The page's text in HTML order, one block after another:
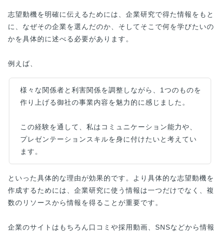
志望動機を明確に伝えるためには、企業研究で得た情報をもと
に、なぜその企業を選んだのか、そしてそこで何を学びたいの
かを具体的に述べる必要があります。
例えば、
様々な関係者と利害関係を調整しながら、1つのものを
作り上げる御社の事業内容を魅力的に感じました。
この経験を通して、私はコミュニケーション能力や、
プレゼンテーションスキルを身に付けたいと考えてい
ます。
といった具体的な理由が効果的です。より具体的な志望動機を
作成するためには、企業研究に使う情報は一つだけでなく、複
数のリソースから情報を得ることが重要です。
企業のサイトはもちろん口コミや採用動画、SNSなどから情報